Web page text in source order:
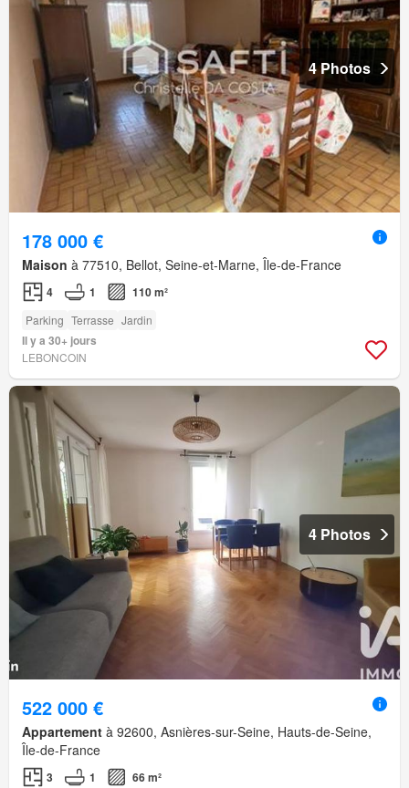
4 Photos
178 000 €
Maison à 77510, Bellot, Seine-et-Marne, Île-de-France
4 1 110 m²
Parking Terrasse Jardin
Il y a 30+ jours
LEBONCOIN
4 Photos
522 000 €
Appartement à 92600, Asnières-sur-Seine, Hauts-de-Seine,
Île-de-France
3 1 66 m²